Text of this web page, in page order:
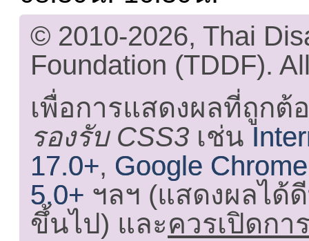
© 2010-2026, Thai
Foundation (TDDF).
เพื่อการแสดงผลที่ถูกต้
รองรับ CSS3 เช่น
17.0+, Google
5.0+ ฯลฯ (แสดงผลได้
ขึ้นไป) และควรเปิดกา